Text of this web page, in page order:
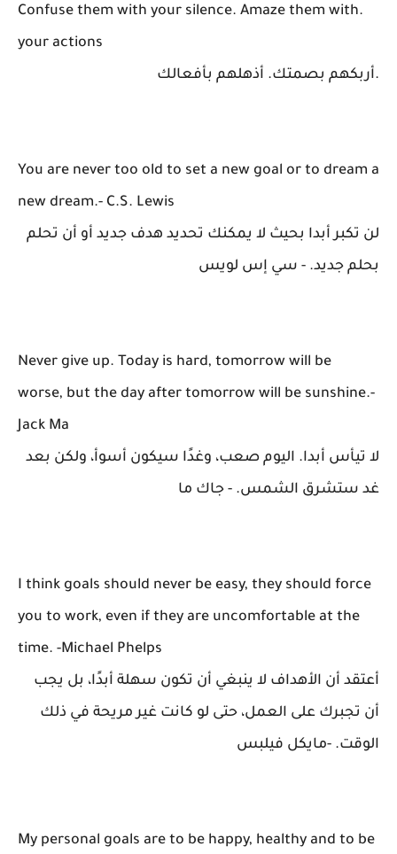
.Confuse them with your silence. Amaze them with
your actions
.أربكهم بصمتك. أذهلهم بأفعالك
You are never too old to set a new goal or to dream a
new dream.- C.S. Lewis
لن تكبر أبدا بحيث لا يمكنك تحديد هدف جديد أو أن تحلم
بحلم جديد. - سي إس لويس
Never give up. Today is hard, tomorrow will be
worse, but the day after tomorrow will be sunshine.-
Jack Ma
لا تيأس أبدا. اليوم صعب، وغدًا سيكون أسوأ، ولكن بعد
غد ستشرق الشمس. - جاك ما
I think goals should never be easy, they should force
you to work, even if they are uncomfortable at the
time. -Michael Phelps
أعتقد أن الأهداف لا ينبغي أن تكون سهلة أبدًا، بل يجب
أن تجبرك على العمل، حتى لو كانت غير مريحة في ذلك
الوقت. -مايكل فيلبس
My personal goals are to be happy, healthy and to be